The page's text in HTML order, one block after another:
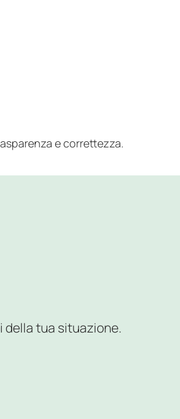
e correttezza.
della tua situazione.